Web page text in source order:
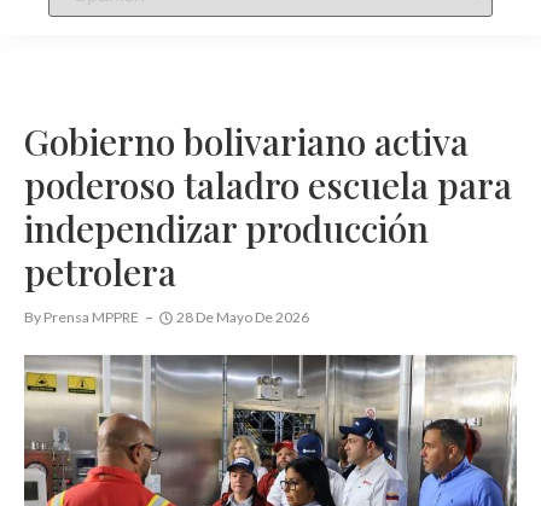
Gobierno bolivariano activa
poderoso taladro escuela para
independizar producción
petrolera
By Prensa MPPRE 28 De Mayo De 2026